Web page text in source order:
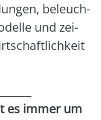
beleuch­
und zei­
es immer um